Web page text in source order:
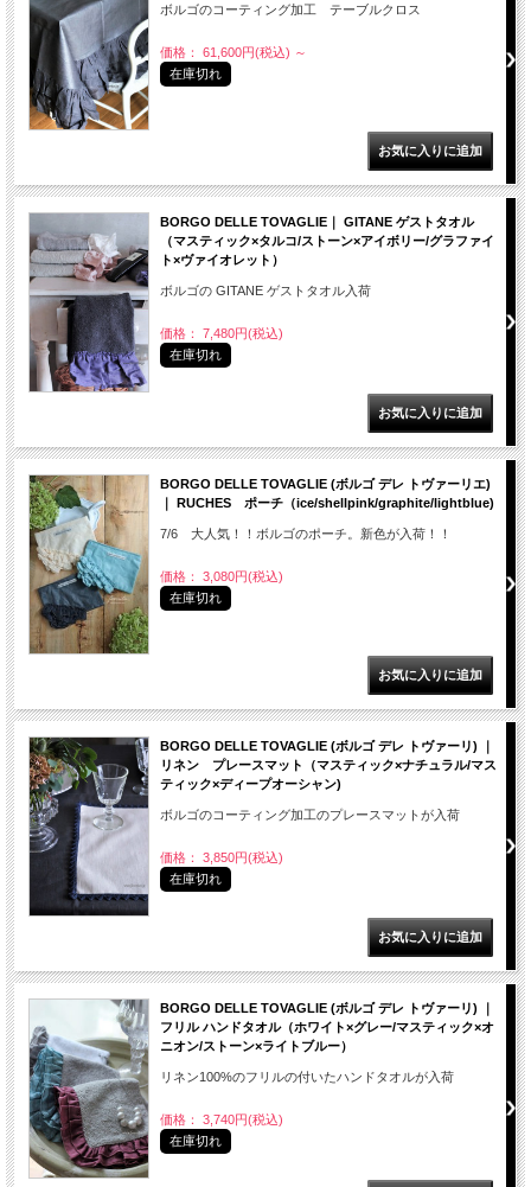
ボルゴのコーティング加工 テーブルクロス
価格： 61,600円(税込) ～
在庫切れ
BORGO DELLE TOVAGLIE｜ GITANE ゲストタオル
（マスティック×タルコ/ストーン×アイボリー/グラファイ
ト×ヴァイオレット）
ボルゴの GITANE ゲストタオル入荷
価格： 7,480円(税込)
在庫切れ
BORGO DELLE TOVAGLIE (ボルゴ デレ トヴァーリエ)
｜ RUCHES ポーチ（ice/shellpink/graphite/lightblue)
7/6 大人気！！ボルゴのポーチ。新色が入荷！！
価格： 3,080円(税込)
在庫切れ
BORGO DELLE TOVAGLIE (ボルゴ デレ トヴァーリ) ｜
リネン プレースマット（マスティック×ナチュラル/マス
ティック×ディープオーシャン)
ボルゴのコーティング加工のプレースマットが入荷
価格： 3,850円(税込)
在庫切れ
BORGO DELLE TOVAGLIE (ボルゴ デレ トヴァーリ) ｜
フリル ハンドタオル（ホワイト×グレー/マスティック×オ
ニオン/ストーン×ライトブルー）
リネン100%のフリルの付いたハンドタオルが入荷
価格： 3,740円(税込)
在庫切れ